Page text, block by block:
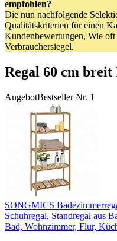
empfohlen?
Die nun nachfolgende
Qualitätskriterien für einen
Kundenbewertungen, Wie
Verbrauchersiegel.
Regal 60 cm breit
AngebotBestseller Nr. 1
SONGMICS
Schuhregal, Standregal aus
Bad, Wohnzimmer, Flur,